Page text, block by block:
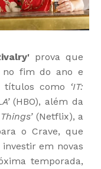
prova que
no fim do ano e
títulos como ‘IT:
(HBO), além da
(Netflix), a
o Crave, que
em novas
temporada,